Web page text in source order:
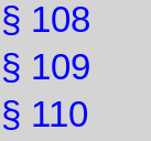
§ 108
§ 109
§ 110